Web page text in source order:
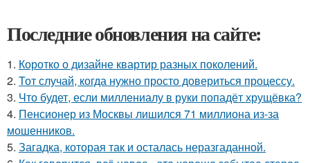
Последние обновления на сайте:
1. Коротко о дизайне квартир разных поколений.
2. Тот случай, когда нужно просто довериться процессу.
3. Что будет, если миллениалу в руки попадёт хрущёвка?
4. Пенсионер из Москвы лишился 71 миллиона из-за
мошенников.
5. Загадка, которая так и осталась неразгаданной.